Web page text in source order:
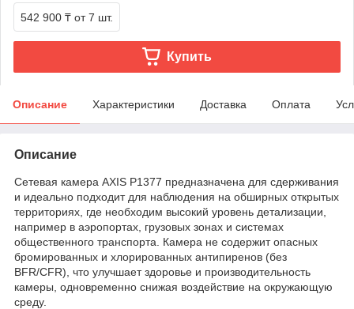
542 900 ₸ от 7 шт.
Купить
Описание Характеристики Доставка Оплата
Описание
Сетевая камера AXIS P1377 предназначена для сдерживания
и идеально подходит для наблюдения на обширных открытых
территориях, где необходим высокий уровень детализации,
например в аэропортах, грузовых зонах и системах
общественного транспорта. Камера не содержит опасных
бромированных и хлорированных антипиренов (без
BFR/CFR), что улучшает здоровье и производительность
камеры, одновременно снижая воздействие на окружающую
среду.